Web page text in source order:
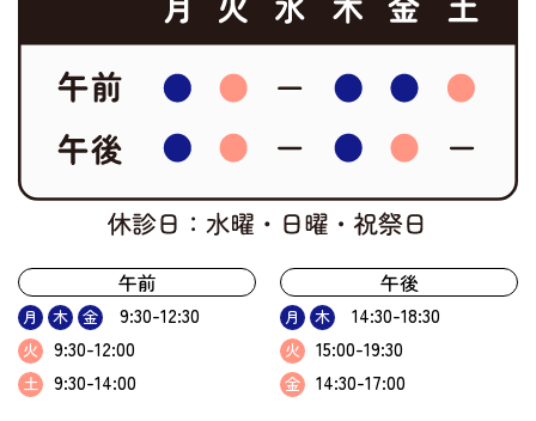
午前
月 木 金 9:30-12:30
火 9:30-12:00
土 9:30-14:00
午後
月 木 14:30-18:30
火 15:00-19:30
金 14:30-17:00